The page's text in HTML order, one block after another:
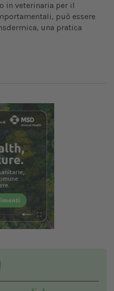
in veterinaria per il
può essere
una pratica